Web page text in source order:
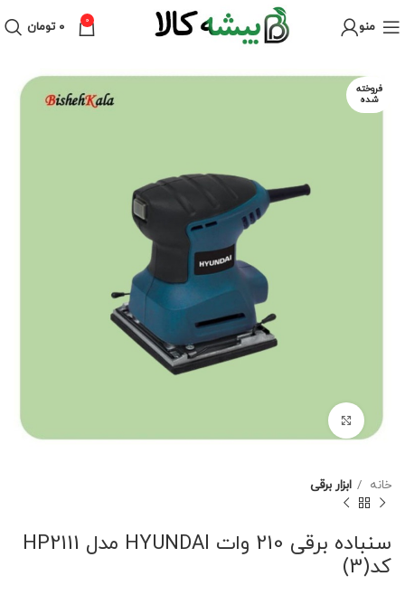
منو 0 ۰ تومان
فروخته
شده
خانه ابزار برقی
سنباده برقی 210 وات HYUNDAI مدل HP2111
کد(3)